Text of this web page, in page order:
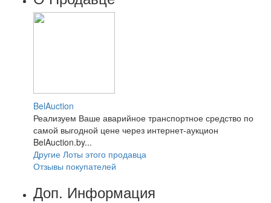
BelAuction
Реализуем Ваше аварийное транспортное средство по
самой выгодной цене через интернет-аукцион
BelAuction.by...
Другие Лоты этого продавца
Отзывы покупателей
Доп. Информация